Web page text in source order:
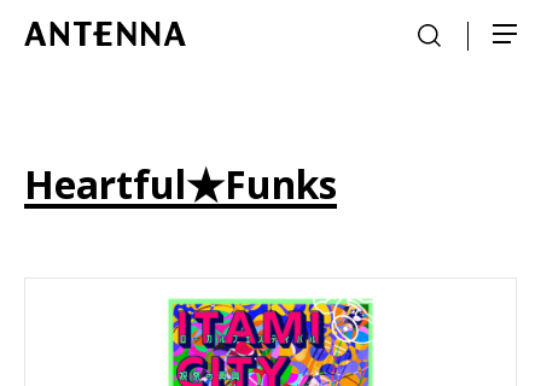
Heartful★Funks